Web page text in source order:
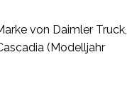
von Daimler Truck,
(Modelljahr